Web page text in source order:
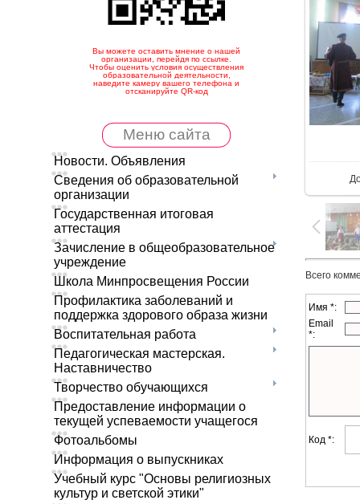
Вы можете оставить мнение о нашей
организации, перейдя по ссылке.
Чтобы оценить условия осуществления
образовательной деятельности,
наведите камеру вашего телефона и
отсканируйте QR-код
Меню сайта
Новости. Объявления
Сведения об образовательной
организации
Государственная итоговая
аттестация
Зачисление в общеобразовательное
учреждение
Школа Минпросвещения России
Профилактика заболеваний и
поддержка здорового образа жизни
Воспитательная работа
Педагогическая мастерская.
Наставничество
Творчество обучающихся
Предоставление информации о
текущей успеваемости учащегося
Фотоальбомы
Информация о выпускниках
Учебный курс "Основы религиозных
культур и светской этики"
Всего
Имя *:
Email
*:
Код *: